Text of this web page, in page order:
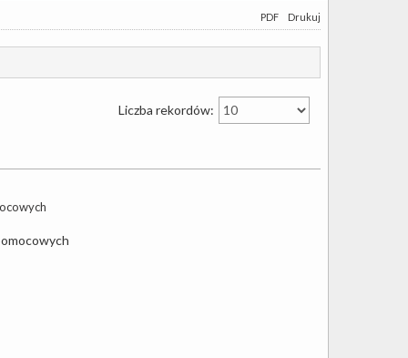
Drukuj
PDF
Liczba rekordów: